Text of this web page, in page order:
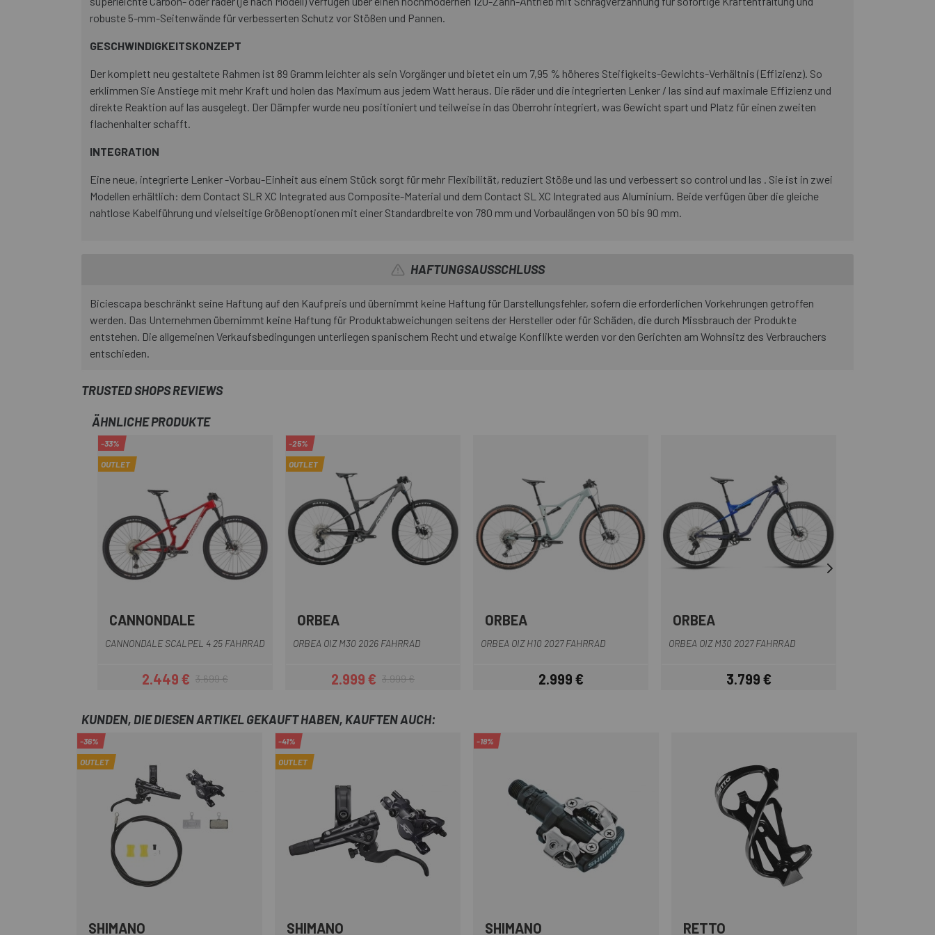
robuste 5-mm-Seitenwände für verbesserten Schutz vor Stößen und Pannen.
GESCHWINDIGKEITSKONZEPT
Der komplett neu gestaltete Rahmen ist 89 Gramm leichter als sein Vorgänger und bietet ein um 7,95 % höheres Steifigkeits-Gewichts-Verhältnis (Effizienz). So
erklimmen Sie Anstiege mit mehr Kraft und holen das Maximum aus jedem Watt heraus. Die räder und die integrierten Lenker / las sind auf maximale Effizienz und
direkte Reaktion auf las ausgelegt. Der Dämpfer wurde neu positioniert und teilweise in das Oberrohr integriert, was Gewicht spart und Platz für einen zweiten
flachenhalter schafft.
INTEGRATION
Eine neue, integrierte Lenker -Vorbau-Einheit aus einem Stück sorgt für mehr Flexibilität, reduziert Stöße und las und verbessert so control und las . Sie ist in zwei
Modellen erhältlich: dem Contact SLR XC Integrated aus Composite-Material und dem Contact SL XC Integrated aus Aluminium. Beide verfügen über die gleiche
nahtlose Kabelführung und vielseitige Größenoptionen mit einer Standardbreite von 780 mm und Vorbaulängen von 50 bis 90 mm.
HAFTUNGSAUSSCHLUSS
Biciescapa beschränkt seine Haftung auf den Kaufpreis und übernimmt keine Haftung für Darstellungsfehler, sofern die erforderlichen Vorkehrungen getroffen
werden. Das Unternehmen übernimmt keine Haftung für Produktabweichungen seitens der Hersteller oder für Schäden, die durch Missbrauch der Produkte
entstehen. Die allgemeinen Verkaufsbedingungen unterliegen spanischem Recht und etwaige Konflikte werden vor den Gerichten am Wohnsitz des Verbrauchers
entschieden.
TRUSTED SHOPS REVIEWS
ÄHNLICHE PRODUKTE
Gelb Schwarz
Schwarz
-33%
OUTLET
CANNONDALE
CANNONDALE SCALPEL 4 25 FAHRRAD
Preis
2.449 €Regulärer Preis
3.699 €
-25%
OUTLET
ORBEA
ORBEA OIZ M30 2026 FAHRRAD
Preis
2.999 €Regulärer Preis
3.999 €
ORBEA
ORBEA OIZ H10 2027 FAHRRAD
Preis
2.999 €
ORBEA
ORBEA OIZ M30 2027 FAHRRAD
Preis
3.799 €
KUNDEN, DIE DIESEN ARTIKEL GEKAUFT HABEN, KAUFTEN AUCH:
-36%
OUTLET
SHIMANO
-41%
OUTLET
SHIMANO
-18%
SHIMANO RETTO